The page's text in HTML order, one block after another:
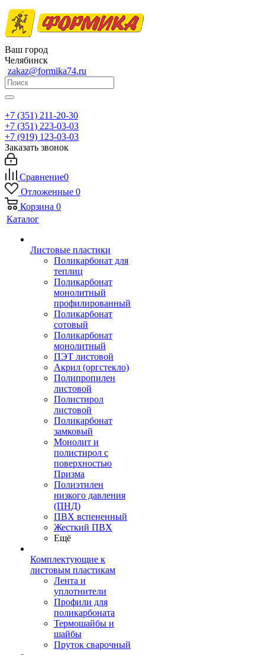
Ваш город
Челябинск
zakaz@formika74.ru
+7 (351) 211-20-30
+7 (351) 223-03-03
+7 (919) 123-03-03
Заказать звонок
Сравнение0
Отложенные 0
Корзина 0
Каталог
Листовые пластики
Поликарбонат для
теплиц
Поликарбонат
монолитный
профилированный
Поликарбонат
сотовый
Поликарбонат
монолитный
ПЭТ листовой
Акрил (оргстекло)
Полипропилен
листовой
Полистирол
листовой
Поликарбонат
замковый
Монолит и
полистирол с
поверхностью
Призма
Полиэтилен
низкого давления
(ПНД)
ПВХ вспененный
Жесткий ПВХ
Ещё
Комплектующие к
листовым пластикам
Лента и
уплотнители
Профили для
поликарбоната
Термошайбы и
шайбы
Пруток сварочный